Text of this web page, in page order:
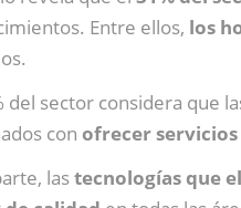
Entre ellos, los
del sector considera que
con ofrecer
lastecnologías que